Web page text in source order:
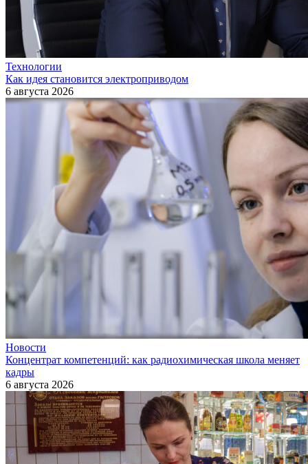
Технологии
Как идея становится электроприводом
6 августа 2026
Новости
Концентрат компетенций: как радиохимическая школа меняет
кадры
6 августа 2026